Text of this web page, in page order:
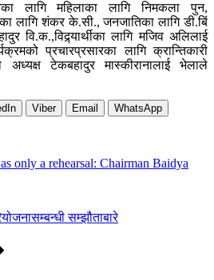
लागि महिलाका लागि निमकला पुन,
लागि शंकर के.सी., जनजातिका लागि डी.बिं
वि.क.,विद्र्यार्थीका लागि मजिव अलिलाई
प्रचारप्रसारका लागि क्रान्तिकारी
अध्यक्ष टेकबहादुर मास्कीरानालाई भेलाले
Viber Email WhatsApp
only a rehearsal: Chairman Baidya
सम्झौताबारे